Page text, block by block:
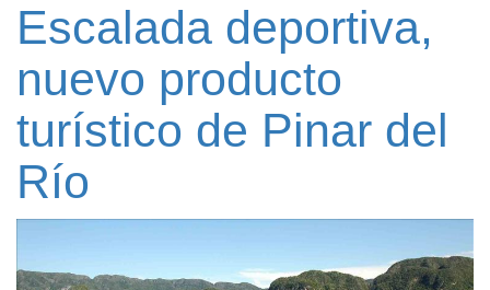
Escalada deportiva,
nuevo producto
turístico de Pinar del
Río